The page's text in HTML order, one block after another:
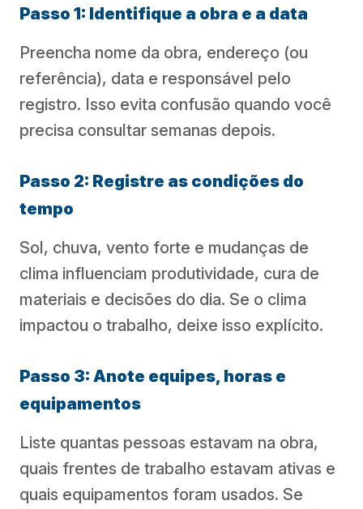
Passo 1: Identifique a obra e a data
Preencha nome da obra, endereço (ou
referência), data e responsável pelo
registro. Isso evita confusão quando você
precisa consultar semanas depois.
Passo 2: Registre as condições do
tempo
Sol, chuva, vento forte e mudanças de
clima influenciam produtividade, cura de
materiais e decisões do dia. Se o clima
impactou o trabalho, deixe isso explícito.
Passo 3: Anote equipes, horas e
equipamentos
Liste quantas pessoas estavam na obra,
quais frentes de trabalho estavam ativas e
quais equipamentos foram usados. Se